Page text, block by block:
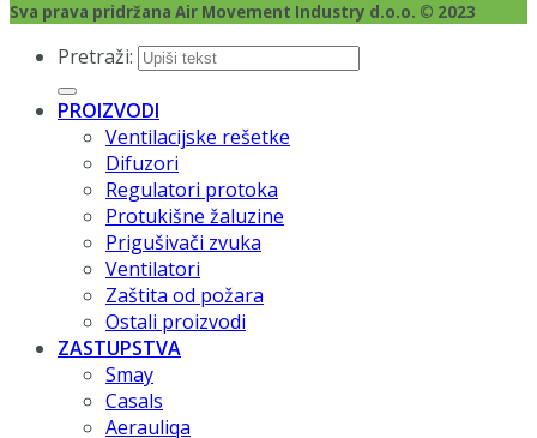
Sva prava pridržana Air Movement Industry d.o.o. © 2023
Pretraži:
PROIZVODI
Ventilacijske rešetke
Difuzori
Regulatori protoka
Protukišne žaluzine
Prigušivači zvuka
Ventilatori
Zaštita od požara
Ostali proizvodi
ZASTUPSTVA
Smay
Casals
Aerauliqa